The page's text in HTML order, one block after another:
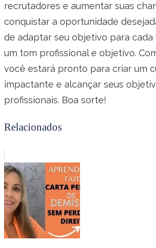
recrutadores e aumentar suas
conquistar a oportunidade
de adaptar seu objetivo para cada
um tom profissional e objetivo.
você estará pronto para criar um
impactante e alcançar seus
profissionais. Boa sorte!
Relacionados